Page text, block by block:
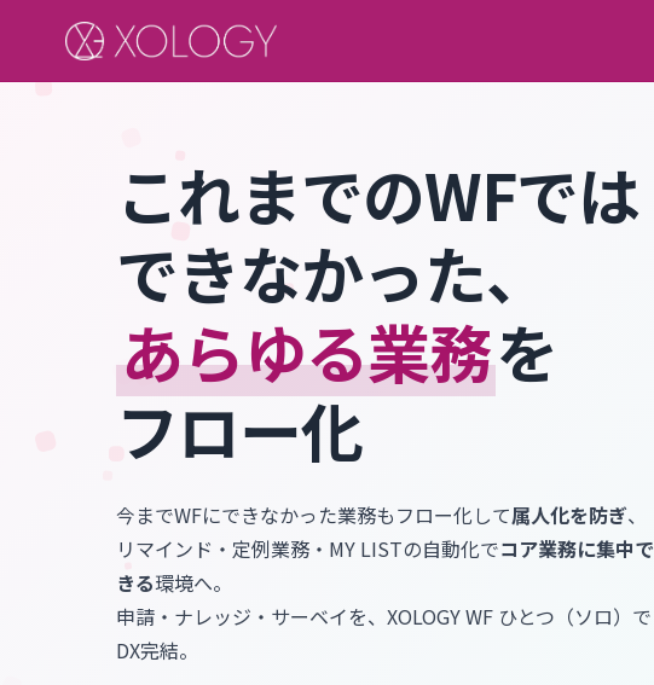
これまでのWFでは
できなかった、
あらゆる業務を
フロー化
今までWFにできなかった業務もフロー化して属人化を防ぎ、
リマインド・定例業務・MY LISTの自動化でコア業務に集中で
きる環境へ。
申請・ナレッジ・サーベイを、XOLOGY WF ひとつ（ソロ）で
DX完結。